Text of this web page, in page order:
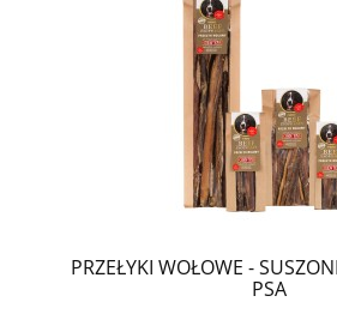
PRZEŁYKI WOŁOWE -
PSA